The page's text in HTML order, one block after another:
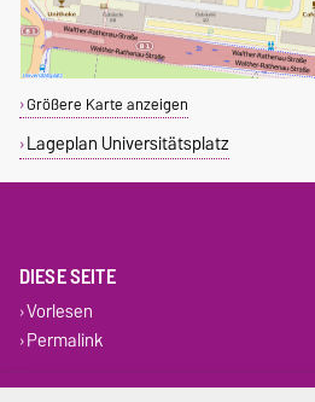
Größere Karte anzeigen
Lageplan Universitätsplatz
DIESE SEITE
Vorlesen
Permalink